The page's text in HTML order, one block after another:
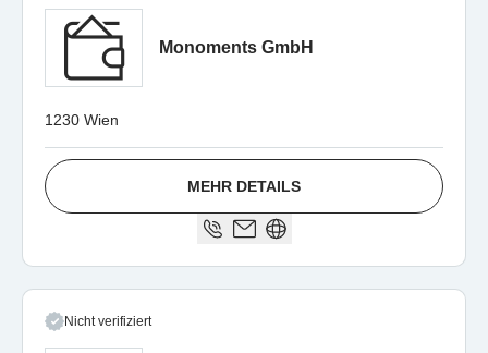
Monoments GmbH
1230 Wien
MEHR DETAILS
Nicht verifiziert